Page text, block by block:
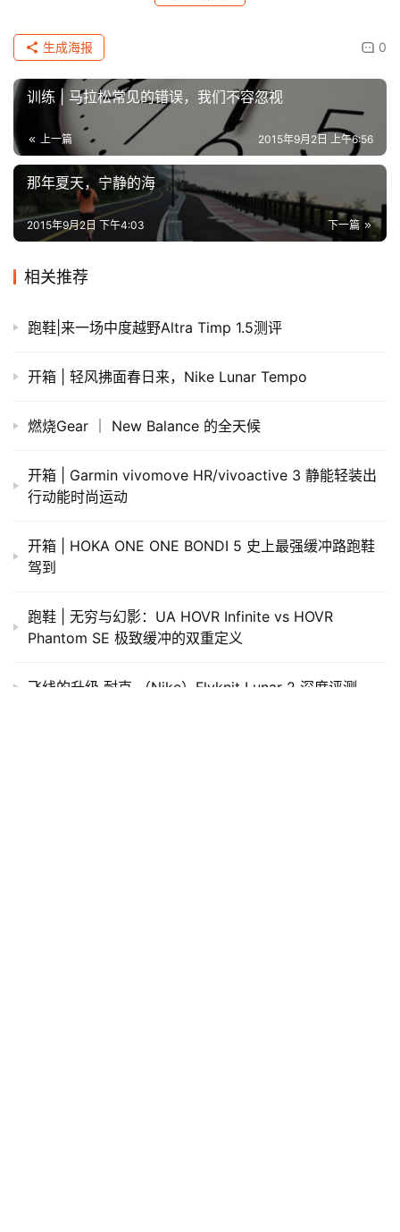
0
生成海报
训练 | 马拉松常见的错误，我们不容忽视
上一篇 2015年9月2日 上午6:56
那年夏天，宁静的海
下一篇
2015年9月2日 下午4:03
相关推荐
跑鞋|来一场中度越野Altra Timp 1.5测评
​开箱 | 轻风拂面春日来，Nike Lunar Tempo
燃烧Gear ｜ New Balance 的全天候
开箱 | Garmin vivomove HR/vivoactive 3 静能轻装出
行动能时尚运动
开箱 | HOKA ONE ONE BONDI 5 史上最强缓冲路跑鞋
驾到
跑鞋 | 无穷与幻影：UA HOVR Infinite vs HOVR
Phantom SE 极致缓冲的双重定义
飞线的升级 耐克 （Nike）Flyknit Lunar 2 深度评测